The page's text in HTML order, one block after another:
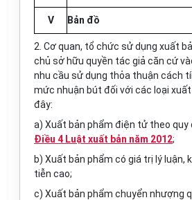
V Bản đồ
2. Cơ quan, tổ chức sử dụng xuất
chủ sở hữu quyền tác giả căn cứ
nhu cầu sử dụng thỏa thuận cách
mức nhuận bút đối với các loại
đây:
a) Xuất bản phẩm điện tử theo quy
Điều 4 Luật xuất bản năm 2012;
b) Xuất bản phẩm có giá trị lý luận,
tiễn cao;
c) Xuất bản phẩm chuyển nhượng